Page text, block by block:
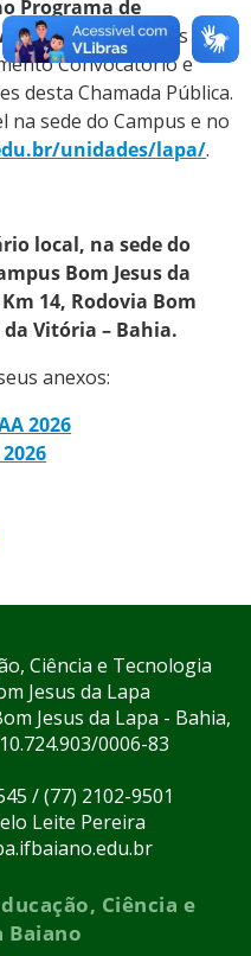
Programa de
, conforme as peças
Convocatório e
desta Chamada Pública.
na sede do Campus e no
unidades/lapa/.
local, na sede do
Bom Jesus da
14, Rodovia Bom
da Vitória – Bahia.
anexos:
2026
2026
Ciência e Tecnologia
Jesus da Lapa
Jesus da Lapa - Bahia,
0006-83
/ (77) 2102-9501
Leite Pereira
Ciência e
Baiano